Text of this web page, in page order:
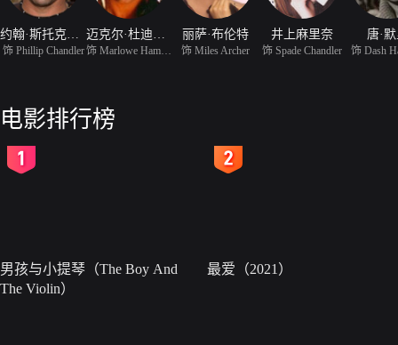
饰 Phillip Chandler
丽萨·布伦特
饰 Miles Archer
井上麻里奈
饰 Spade Chandler
唐·
饰 Dash
电影排行榜
男孩与小提琴（The Boy And
The Violin）
最爱（2021）